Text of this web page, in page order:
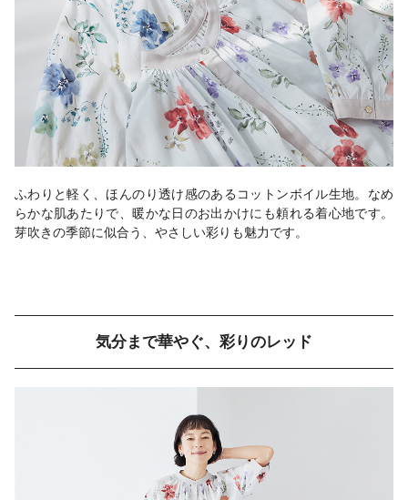
ふわりと軽く、ほんのり透け感のあるコットンボイル生地。なめ
らかな肌あたりで、暖かな日のお出かけにも頼れる着心地です。
芽吹きの季節に似合う、やさしい彩りも魅力です。
気分まで華やぐ、彩りのレッド